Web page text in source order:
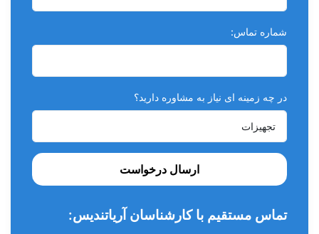
شماره تماس:
در چه زمینه ای نیاز به مشاوره دارید؟
ارسال درخواست
تماس مستقیم با کارشناسان آریاتندیس: